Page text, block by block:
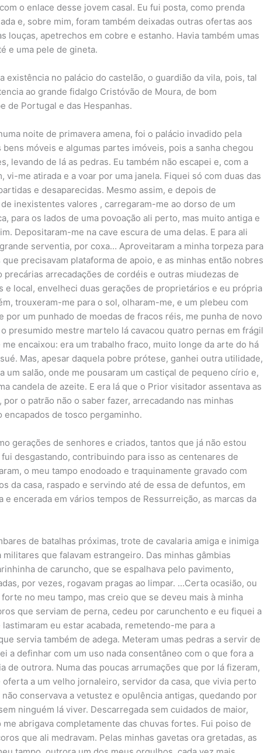
o enlace desse jovem casal. Eu fui posta, como prenda
e, sobre mim, foram também deixadas outras ofertas aos
louças, apetrechos em cobre e estanho. Havia também umas
e uma pele de gineta.
existência no palácio do castelão, o guardião da vila, pois, tal
ao grande fidalgo Cristóvão de Moura, de bom
de Portugal e das Hespanhas.
noite de primavera amena, foi o palácio invadido pela
móveis e algumas partes imóveis, pois a sanha chegou
levando de lá as pedras. Eu também não escapei e, com a
vi-me atirada e a voar por uma janela. Fiquei só com duas das
e desaparecidas. Mesmo assim, e depois de
inexistentes valores , carregaram-me ao dorso de um
para os lados de uma povoação ali perto, mas muito antiga e
Depositaram-me na cave escura de uma delas. E para ali
serventia, por coxa… Aproveitaram a minha torpeza para
precisavam plataforma de apoio, e as minhas então nobres
precárias arrecadações de cordéis e outras miudezas de
e local, envelheci duas gerações de proprietários e eu própria
trouxeram-me para o sol, olharam-me, e um plebeu com
por um punhado de moedas de fracos réis, me punha de novo
presumido mestre martelo lá cavacou quatro pernas em frágil
encaixou: era um trabalho fraco, muito longe da arte do há
Mas, apesar daquela pobre prótese, ganhei outra utilidade,
um salão, onde me pousaram um castiçal de pequeno círio e,
candela de azeite. E era lá que o Prior visitador assentava as
o patrão não o saber fazer, arrecadando nas minhas
de tosco pergaminho.
gerações de senhores e criados, tantos que já não estou
desgastando, contribuindo para isso as centenares de
o meu tampo enodoado e traquinamente gravado com
da casa, raspado e servindo até de essa de defuntos, em
e encerada em vários tempos de Ressurreição, as marcas da
de batalhas próximas, trote de cavalaria amiga e inimiga
que falavam estrangeiro. Das minhas gâmbias
de caruncho, que se espalhava pelo pavimento,
por vezes, rogavam pragas ao limpar. …Certa ocasião, ou
no meu tampo, mas creio que se deveu mais à minha
que serviam de perna, cedeu por carunchento e eu fiquei a
eu estar acabada, remetendo-me para a
servia também de adega. Meteram umas pedras a servir de
a definhar com um uso nada consentâneo com o que fora a
de outrora. Numa das poucas arrumações que por lá fizeram,
a um velho jornaleiro, servidor da casa, que vivia perto
conservava a vetustez e opulência antigas, quedando por
ninguém lá viver. Descarregada sem cuidados de maior,
abrigava completamente das chuvas fortes. Fui poiso de
que ali medravam. Pelas minhas gavetas ora gretadas, as